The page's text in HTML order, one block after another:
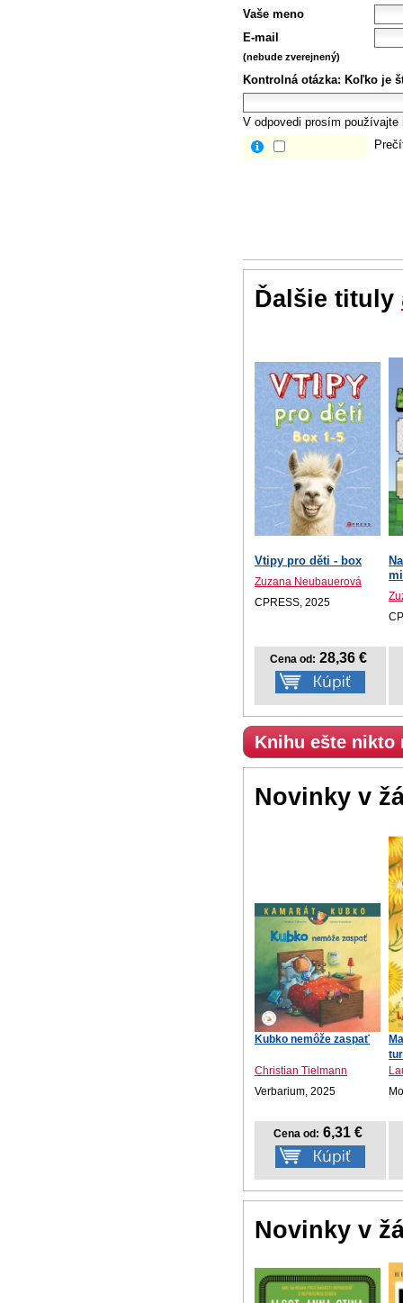
Vaše meno
E-mail
(nebude zverejnený)
Kontrolná otázka: Koľko je
V odpovedi prosím
Ďalšie tituly
Vtipy pro děti - box
Zuzana Neubauerová
CPRESS, 2025
Cena od: 28,36 €
Knihu ešte nikto
Novinky v
Kubko nemôže zaspať
Christian Tielmann
Verbarium, 2025
Cena od: 6,31 €
Novinky v